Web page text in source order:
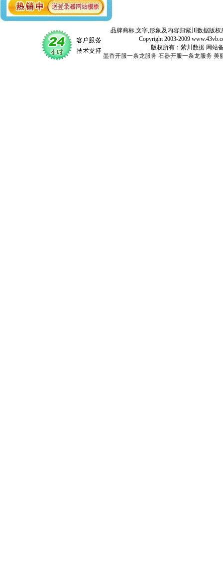
品牌商标,文字,形象及内容归紫川数据版权
Copyright 2003-2009 www.43vb.com
版权所有：紫川数据 网站备案登
墨香开服一条龙服务 石器开服一条龙服务 美